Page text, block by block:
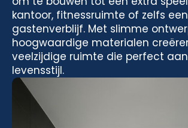
kantoor, fitnessruimte of zelfs een
gastenverblijf. Met slimme
hoogwaardige materialen
veelzijdige ruimte die perfect
levensstijl.